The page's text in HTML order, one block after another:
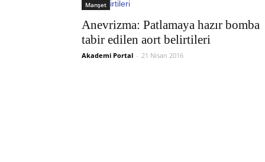
Manşet
Anevrizma: Patlamaya hazır bomba
tabir edilen aort belirtileri
Akademi Portal - 21 Nisan 2016